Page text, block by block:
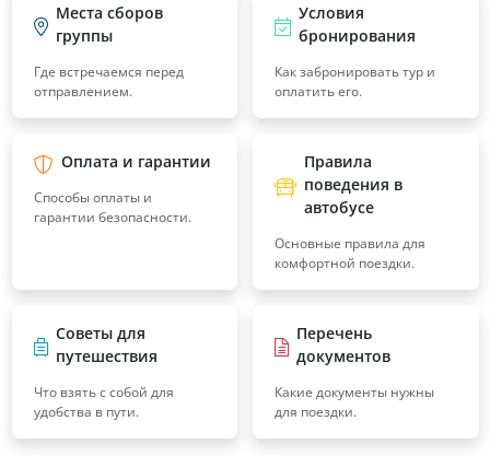
Места сборов
группы
Где встречаемся перед
отправлением.
Условия
бронирования
Как забронировать тур и
оплатить его.
Оплата и гарантии
Способы оплаты и
гарантии безопасности.
Правила
поведения в
автобусе
Основные правила для
комфортной поездки.
Советы для
путешествия
Что взять с собой для
удобства в пути.
Перечень
документов
Какие документы нужны
для поездки.